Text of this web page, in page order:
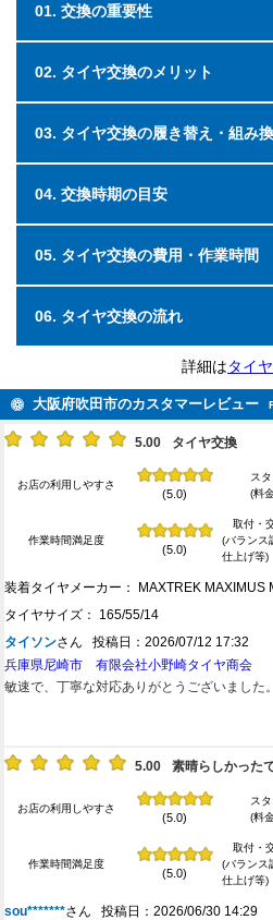
01. 交換の重要性
02. タイヤ交換のメリット
03. タイヤ交換の履き替え・組み換
04. 交換時期の目安
05. タイヤ交換の費用・作業時間
06. タイヤ交換の流れ
詳細はタイ
大阪府吹田市のカスタマーレビュー
5.00 タイヤ交換
お店の利用しやすさ
(5.0)
ス
(料
作業時間満足度
(5.0)
取付・
(バランス
仕上げ等)
装着タイヤメーカー： MAXTREK MAXIMUS
タイヤサイズ： 165/55/14
タイソンさん 投稿日：2026/07/12 17:32
兵庫県尼崎市 有限会社小野崎タイヤ商会
敏速で、丁寧な対応ありがとうございました
5.00 素晴らしかった
お店の利用しやすさ
(5.0)
ス
(料
作業時間満足度
(5.0)
取付・
(バランス
仕上げ等)
sou*******さん 投稿日：2026/06/30 14:29